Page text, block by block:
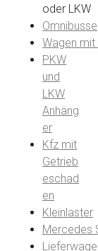
oder LKW
Omnibusse
Wagen
PKW
und
LKW
Anhäng
er
Kfz mit
Getrieb
eschad
en
Kleinlaster
Mercedes